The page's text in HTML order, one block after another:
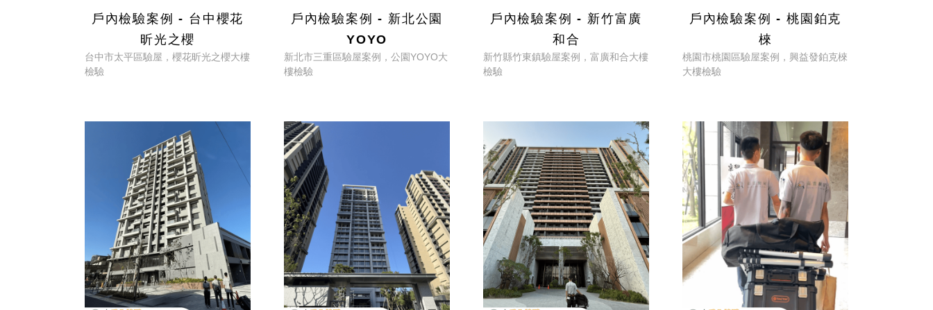
戶內檢驗案例 - 台中櫻花
昕光之櫻
台中市太平區驗屋，櫻花昕光之櫻大樓
檢驗
戶內檢驗案例 - 新北公園
YOYO
新北市三重區驗屋案例，公園YOYO大
樓檢驗
戶內檢驗案例 - 新竹富廣
和合
新竹縣竹東鎮驗屋案例，富廣和合大樓
檢驗
戶內檢驗案例 - 桃園鉑克
棶
桃園市桃園區驗屋案例，興益發鉑克棶
大樓檢驗